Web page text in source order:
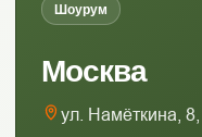
Шоурум
Москва
ул. Намёткина, 8,